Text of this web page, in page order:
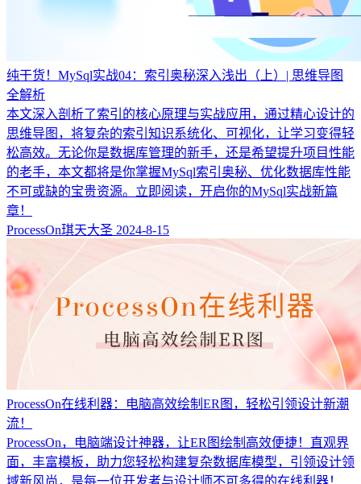
纯干货！MySql实战04：索引奥秘深入浅出（上）| 思维导图
全解析
本文深入剖析了索引的核心原理与实战应用，通过精心设计的
思维导图，将复杂的索引知识系统化、可视化，让学习变得轻
松高效。无论你是数据库管理的新手，还是希望提升项目性能
的老手，本文都将是你掌握MySql索引奥秘、优化数据库性能
不可或缺的宝贵资源。立即阅读，开启你的MySql实战新篇
章！
ProcessOn琪天大圣 2024-8-15
ProcessOn在线利器：电脑高效绘制ER图，轻松引领设计新潮
流！
ProcessOn，电脑端设计神器，让ER图绘制高效便捷！直观界
面，丰富模板，助力您轻松构建复杂数据库模型，引领设计领
域新风尚，是每一位开发者与设计师不可多得的在线利器！